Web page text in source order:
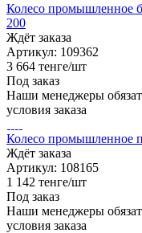
Колесо промышленное
200
Ждёт заказа
Артикул: 109362
3 664 тенге/шт
Под заказ
Наши менеджеры
условия заказа
Колесо промышленное
Ждёт заказа
Артикул: 108165
1 142 тенге/шт
Под заказ
Наши менеджеры
условия заказа